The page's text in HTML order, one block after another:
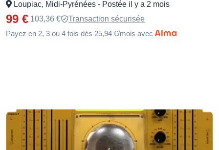
Loupiac, Midi-Pyrénées - Postée il y a 2 mois
99 € 103,36 €
Transaction sécurisée
Payez en 2, 3 ou 4 fois dès 25,94 €/mois avec